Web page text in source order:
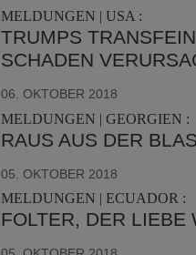
MELDUNGEN | USA :
TRUMPS
SCHADEN
06. OKTOBER 2018
MELDUNGEN | GEORGIEN :
RAUS AUS DER
05. OKTOBER 2018
MELDUNGEN | ECUADOR :
FOLTER, DER LIEBE